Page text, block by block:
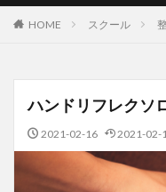
HOME スクール
ハンドリフレクソ
2021-02-16 2021-02-